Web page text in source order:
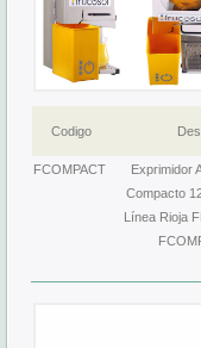
Codigo
FCOMPACT
Exprimidor
Compacto
Línea Rioja